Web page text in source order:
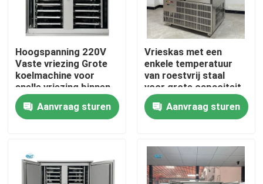
Huis
VR-show
Hoogspanning 220V
Vaste vriezing Grote
koelmachine voor
snelle vriezing binnen
2 deuren koelkast
Aanvraag sturen
Vrieskas met een
enkele temperatuur
van roestvrij staal
voor grote capaciteit,
bevroren voor
commerciële
noodbevriezing
Aanvraag sturen